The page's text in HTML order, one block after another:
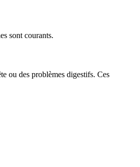
sont courants.
ou des problèmes digestifs. Ces